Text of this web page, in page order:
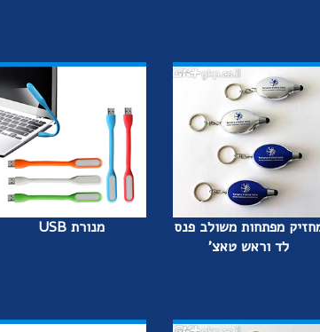
מפתחות משולב פנס
לד וראש טאצ'
מנורת USB